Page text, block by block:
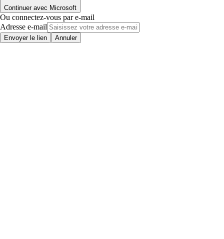
Continuer avec Microsoft
Ou connectez-vous par e-mail
Adresse e-mail
Envoyer le lien Annuler